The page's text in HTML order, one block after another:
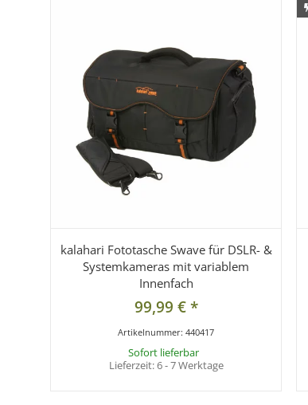
kalahari Fototasche Swave für DSLR- &
Systemkameras mit variablem
Innenfach
99,99 €*
Artikelnummer:440417
Sofort lieferbar
Lieferzeit:6 - 7 Werktage